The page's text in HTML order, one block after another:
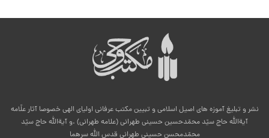
نشر و تبلیغ آموزه های اصیل اسلامی و تبیین مکتب عرفانی اولیای الهی خصوصا آثار علّامه
آیةالله حاج سیّد محمّدحسین حسینی طهرانی (علامه طهرانی) .و آیةالله حاج سیّد
محمّدمحسن حسینی طهرانی قدس الله سرهما